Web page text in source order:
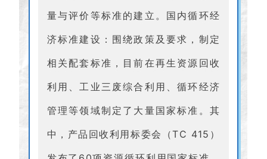
量与评价等标准的建立。国内循环经
济标准建设：围绕政策及要求，制定
相关配套标准，目前在再生资源回收
利用、工业三废综合利用、循环经济
管理等领域制定了大量国家标准。其
中，产品回收利用标委会（TC 415）